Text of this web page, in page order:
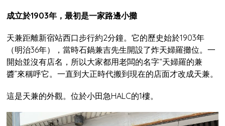
成立於1903年，最初是一家路邊小攤
天兼距離新宿站西口步行約2分鐘。它的歷史始於1903年
（明治36年），當時石鍋兼吉先生開設了炸天婦羅攤位。一
開始並沒有店名，所以大家都用老闆的名字“天婦羅的兼
醬”來稱呼它。一直到大正時代搬到現在的店面才改成天兼。
這是天兼的外觀。位於小田急HALC的1樓。